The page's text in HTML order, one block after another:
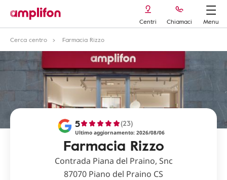
Centri Chiamaci
Menu
Cerca centro
Farmacia Rizzo
Farmacia Rizzo
5 (23)
Ultimo aggiornamento: 2026/08/06
Contrada Piana del Praino, Snc
87070 Piano del Praino CS